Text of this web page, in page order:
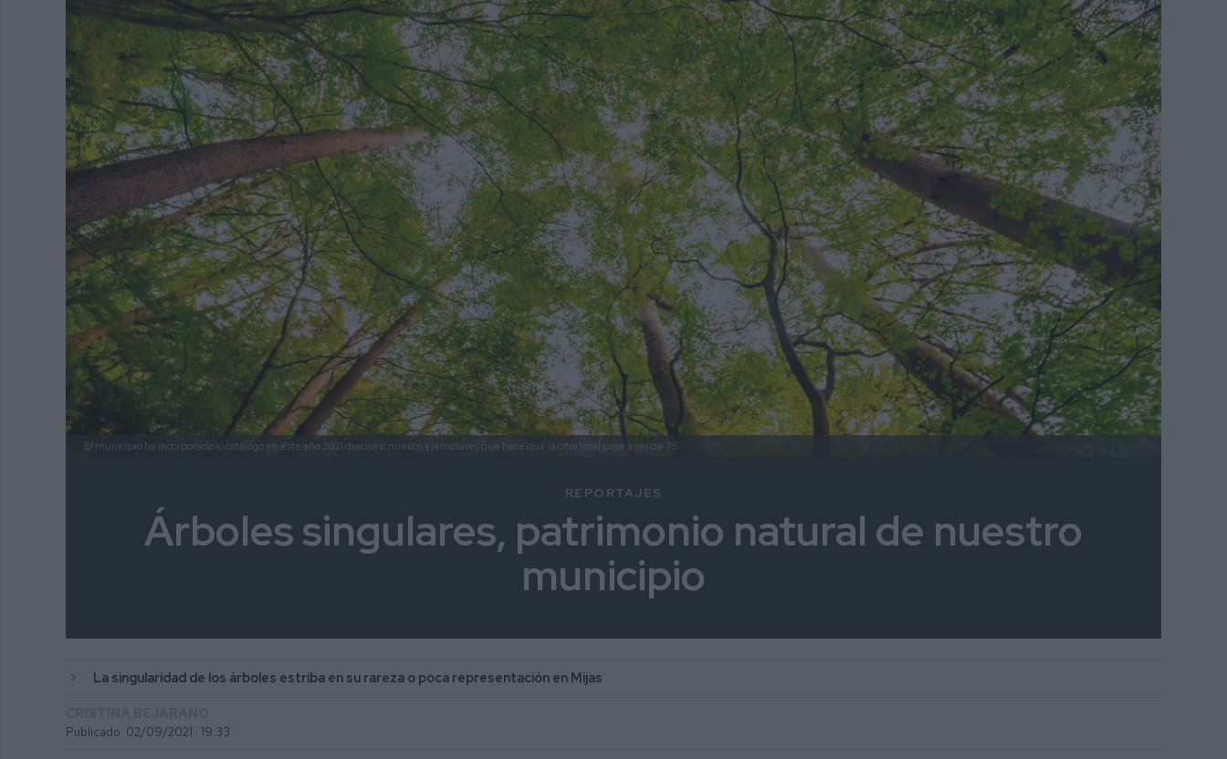
El municipio ha incorporado al catálogo en este año 2021 dieciséis nuevos ejemplares que hace que la cifra total pase a ser de 75.
REPORTAJES
Árboles singulares, patrimonio natural de nuestro
municipio
La singularidad de los árboles estriba en su rareza o poca representación en Mijas
Publicado: 02/09/2021 · 19:33